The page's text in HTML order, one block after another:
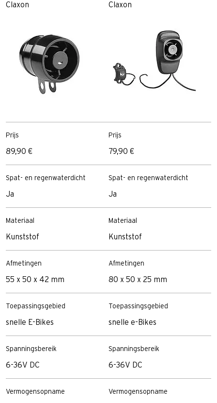
Claxon
Prijs
89,90 €
Spat- en regenwaterdicht
Ja
Materiaal
Kunststof
Afmetingen
55 x 50 x 42 mm
Toepassingsgebied
snelle E-Bikes
Spanningsbereik
6-36V DC
Vermogensopname
Claxon
Prijs
79,90 €
Spat- en regenwaterdicht
Ja
Materiaal
Kunststof
Afmetingen
80 x 50 x 25 mm
Toepassingsgebied
snelle e-Bikes
Spanningsbereik
6-36V DC
Vermogensopname